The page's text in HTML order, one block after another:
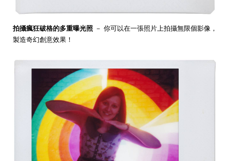
拍攝瘋狂破格的多重曝光照 － 你可以在一張照片上拍攝無限個影像，
製造奇幻創意效果！